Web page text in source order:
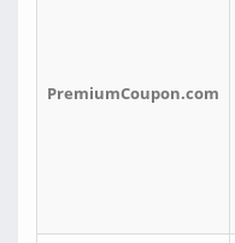
PremiumCoupon.com